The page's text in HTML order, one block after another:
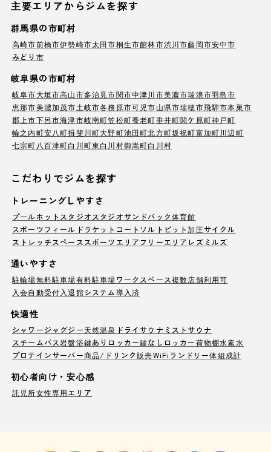
主要エリアからジムを探す
群馬県の市町村
高崎市前橋市伊勢崎市太田市桐生市館林市渋川市藤岡市安中市
みどり市
岐阜県の市町村
岐阜市大垣市高山市多治見市関市中津川市美濃市瑞浪市羽島市
恵那市美濃加茂市土岐市各務原市可児市山県市瑞穂市飛騨市本巣市
郡上市下呂市海津市岐南町笠松町養老町垂井町関ケ原町神戸町
輪之内町安八町揖斐川町大野町池田町北方町坂祝町富加町川辺町
七宗町 八百津町白川町東白川村御嵩町白川村
こだわりでジムを探す
トレーニングしやすさ
プールホットスタジオ スタジオサンドバック体育館
スポーツフィールド ラケットコート ソルトピット加圧サイクル
ストレッチスペース スポーツエリア フリーエリア レズミルズ
通いやすさ
駐輪場無料駐車場有料駐車場ワークスペース複数店舗利用可
入会自動受付 入退館システム導入済
快適性
シャワージャグジー天然温泉 ドライサウナ ミストサウナ
スチームバス岩盤浴鍵ありロッカー鍵なしロッカー荷物棚水素水
プロテインサーバー商品/ドリンク販売WiFi ランドリー体組成計
初心者向け・安心感
託児所女性専用エリア